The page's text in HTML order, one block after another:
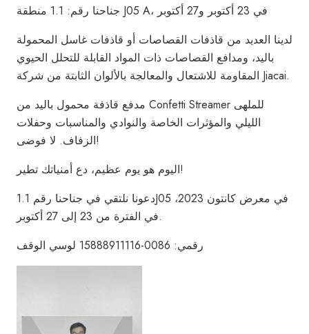
جناحنا رقم: 1.1 منطقة J05 A، في 23 أكتوبر و27 أكتوبر
لدينا العديد من قاذفات القصاصات أو قاذفات غاسل المحمولة
باليد، ومدافع القصاصات ذات المواد القابلة للتحلل الحيوي
المقاومة للاشتعال والمعالجة بالألوان الثابتة من شركة Jiacai.
مدفع قاذفة محمول باليد من Confetti Streamer للملهى
الليلي والمؤثرات الخاصة والنوادي والمناسبات وحفلات
الزفاف. لا فوضى!
اليوم هو يوم عظيم، دع أمنياتك تطير!
دعونا نلتقي في جناحنا رقم 1.1J05 في معرض كانتون 2023،
في الفترة من 23 إلى 27 أكتوبر.
رقمي: 0086-15888911116 لوسي الوقف